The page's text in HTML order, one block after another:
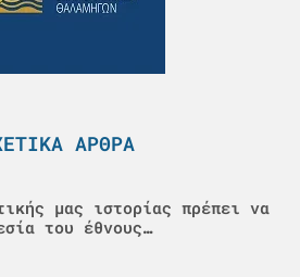
ΆΡΘΡΑ
μας ιστορίας πρέπει να
του έθνους…